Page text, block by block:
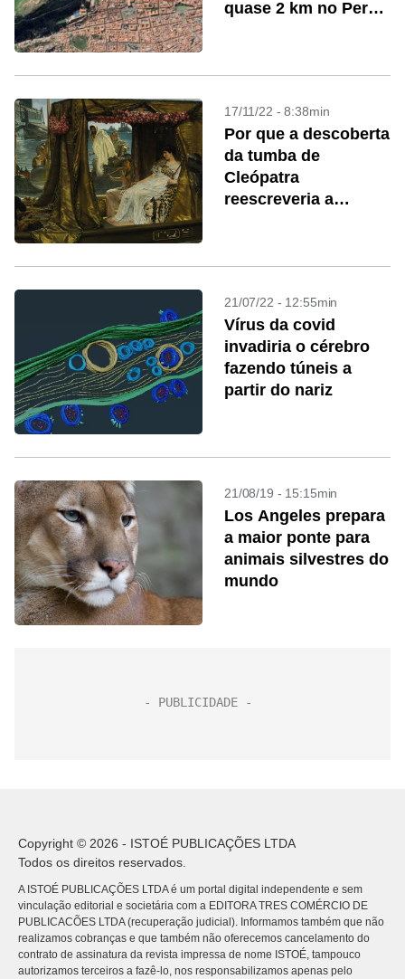
quase 2 km no Peru
17/11/22 - 8:38min
Por que a descoberta
da tumba de
Cleópatra
reescreveria a
21/07/22 - 12:55min
Vírus da covid
invadiria o cérebro
fazendo túneis a
partir do nariz
21/08/19 - 15:15min
Los Angeles prepara
a maior ponte para
animais silvestres do
mundo
Copyright © 2026 - ISTOÉ PUBLICAÇÕES LTDA
Todos os direitos reservados.
A ISTOÉ PUBLICAÇÕES LTDA é um portal digital independente e sem
vinculação editorial e societária com a EDITORA TRES COMÉRCIO DE
PUBLICACÕES LTDA (recuperação judicial). Informamos também que não
realizamos cobranças e que também não oferecemos cancelamento do
contrato de assinatura da revista impressa de nome ISTOÉ, tampouco
autorizamos terceiros a fazê-lo, nos responsabilizamos apenas pelo